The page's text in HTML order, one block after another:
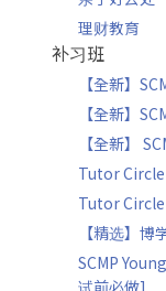
理财教育
补习班
【全新】
【全新】
【全新】
Tutor Circle
Tutor Circle
【精选】
SCMP
试前必做]